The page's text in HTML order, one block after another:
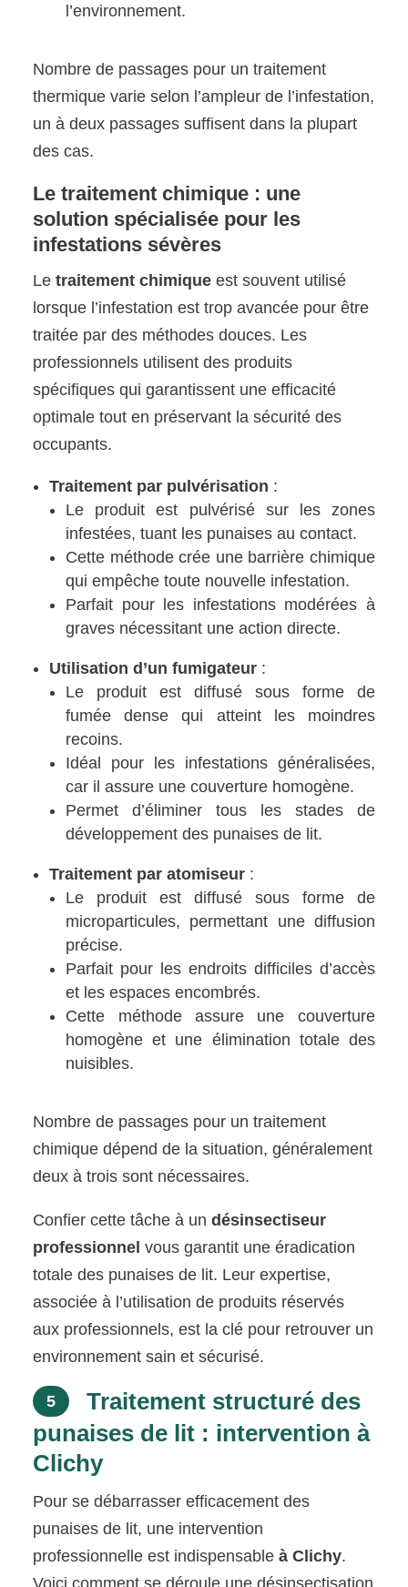
l’environnement.
Nombre de passages pour un traitement
thermique varie selon l’ampleur de l’infestation,
un à deux passages suffisent dans la plupart
des cas.
Le traitement chimique : une
solution spécialisée pour les
infestations sévères
Letraitement chimique est souvent utilisé
lorsque l’infestation est trop avancée pour être
traitée par des méthodes douces. Les
professionnels utilisent des produits
spécifiques qui garantissent une efficacité
optimale tout en préservant la sécurité des
occupants.
Traitement par pulvérisation :
Le produit est pulvérisé sur les zones
infestées, tuant les punaises au contact.
Cette méthode crée une barrière chimique
qui empêche toute nouvelle infestation.
Parfait pour les infestations modérées à
graves nécessitant une action directe.
Utilisation d’un fumigateur :
Le produit est diffusé sous forme de
fumée dense qui atteint les moindres
recoins.
Idéal pour les infestations généralisées,
car il assure une couverture homogène.
Permet d’éliminer tous les stades de
développement des punaises de lit.
Traitement par atomiseur :
Le produit est diffusé sous forme de
microparticules, permettant une diffusion
précise.
Parfait pour les endroits difficiles d’accès
et les espaces encombrés.
Cette méthode assure une couverture
homogène et une élimination totale des
nuisibles.
Nombre de passages pour un traitement
chimique dépend de la situation, généralement
deux à trois sont nécessaires.
Confier cette tâche à undésinsectiseur
professionnel vous garantit une éradication
totale des punaises de lit. Leur expertise,
associée à l’utilisation de produits réservés
aux professionnels, est la clé pour retrouver un
environnement sain et sécurisé.
5
Traitement structuré des
punaises de lit : intervention à
Clichy
Pour se débarrasser efficacement des
punaises de lit, une intervention
professionnelle est indispensableà Clichy.